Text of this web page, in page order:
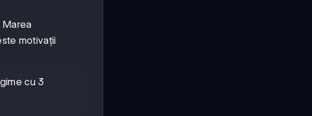
Marea
motivații
cu 3